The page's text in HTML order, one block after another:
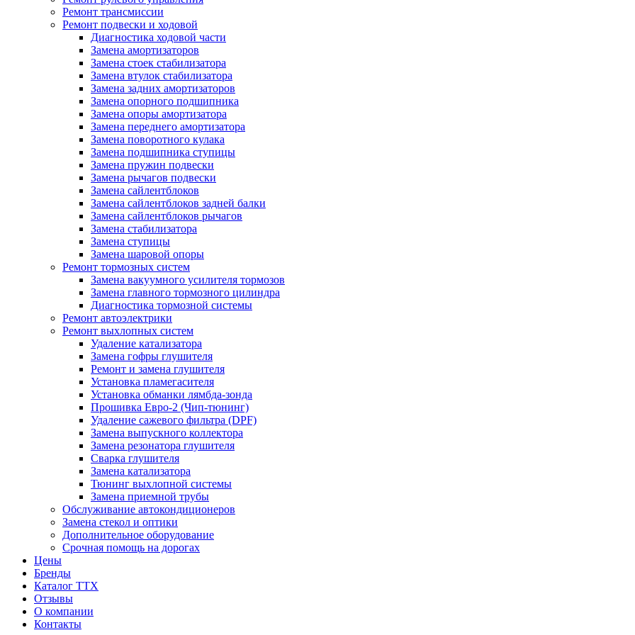
Ремонт трансмиссии
Ремонт подвески и ходовой
Диагностика ходовой части
Замена амортизаторов
Замена стоек стабилизатора
Замена втулок стабилизатора
Замена задних амортизаторов
Замена опорного подшипника
Замена опоры амортизатора
Замена переднего амортизатора
Замена поворотного кулака
Замена подшипника ступицы
Замена пружин подвески
Замена рычагов подвески
Замена сайлентблоков
Замена сайлентблоков задней балки
Замена сайлентблоков рычагов
Замена стабилизатора
Замена ступицы
Замена шаровой опоры
Ремонт тормозных систем
Замена вакуумного усилителя тормозов
Замена главного тормозного цилиндра
Диагностика тормозной системы
Ремонт автоэлектрики
Ремонт выхлопных систем
Удаление катализатора
Замена гофры глушителя
Ремонт и замена глушителя
Установка пламегасителя
Установка обманки лямбда-зонда
Прошивка Евро-2 (Чип-тюнинг)
Удаление сажевого фильтра (DPF)
Замена выпускного коллектора
Замена резонатора глушителя
Сварка глушителя
Замена катализатора
Тюнинг выхлопной системы
Замена приемной трубы
Обслуживание автокондиционеров
Замена стекол и оптики
Дополнительное оборудование
Срочная помощь на дорогах
Цены
Бренды
Каталог ТТХ
Отзывы
О компании
Контакты